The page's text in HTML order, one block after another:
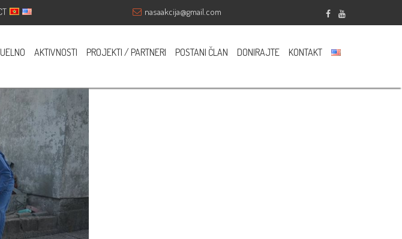
nasaakcija@gmail.com
AKTIVNOSTI PROJEKTI / PARTNERI POSTANI ČLAN DONIRAJTE KONTAKT